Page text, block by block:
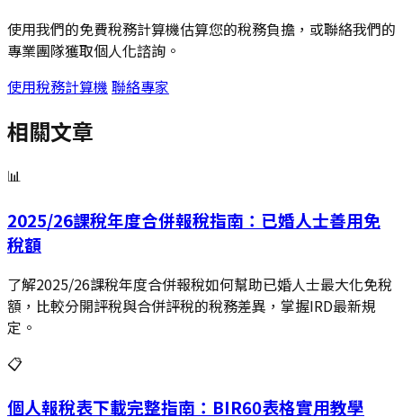
使用我們的免費稅務計算機估算您的稅務負擔，或聯絡我們的
專業團隊獲取個人化諮詢。
使用稅務計算機 聯絡專家
相關文章
📊
2025/26課稅年度合併報稅指南：已婚人士善用免
稅額
了解2025/26課稅年度合併報稅如何幫助已婚人士最大化免稅
額，比較分開評稅與合併評稅的稅務差異，掌握IRD最新規
定。
📋
個人報稅表下載完整指南：BIR60表格實用教學